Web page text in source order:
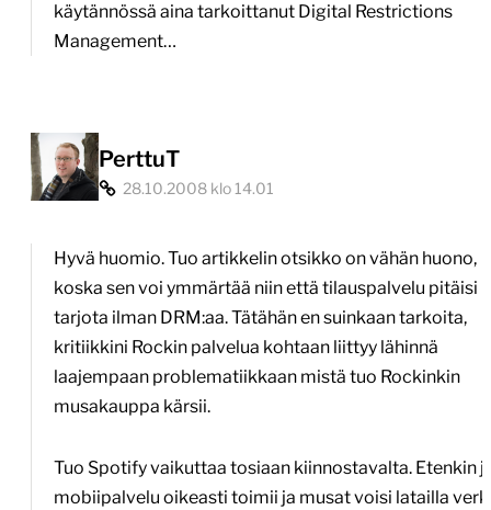
käytännössä aina tarkoittanut Digital Restrictions
Management…
PerttuT
28.10.2008 klo 14.01
Hyvä huomio. Tuo artikkelin otsikko on vähän huono,
koska sen voi ymmärtää niin että tilauspalvelu pitäisi
tarjota ilman DRM:aa. Tätähän en suinkaan tarkoita,
kritiikkini Rockin palvelua kohtaan liittyy lähinnä
laajempaan problematiikkaan mistä tuo Rockinkin
musakauppa kärsii.
Tuo Spotify vaikuttaa tosiaan kiinnostavalta. Etenkin
mobiipalvelu oikeasti toimii ja musat voisi latailla